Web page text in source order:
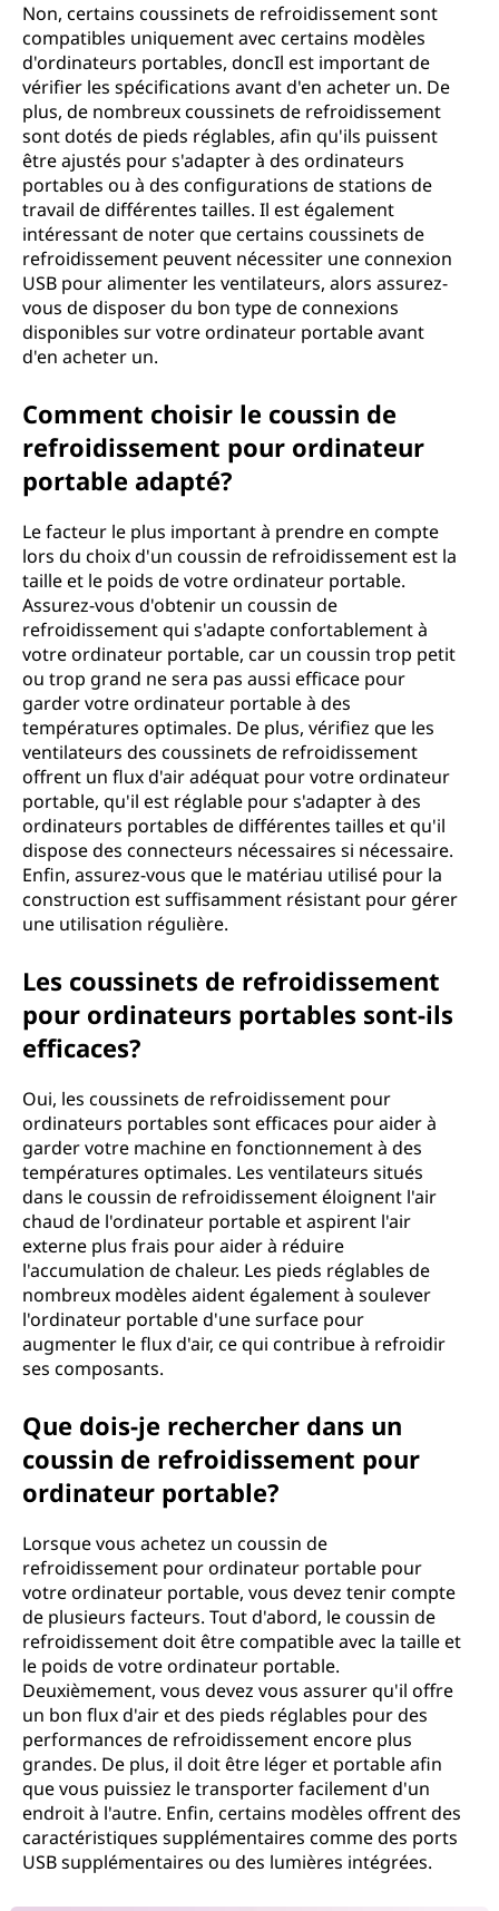
Non, certains coussinets de refroidissement sont
compatibles uniquement avec certains modèles
d'ordinateurs portables, doncIl est important de
vérifier les spécifications avant d'en acheter un. De
plus, de nombreux coussinets de refroidissement
sont dotés de pieds réglables, afin qu'ils puissent
être ajustés pour s'adapter à des ordinateurs
portables ou à des configurations de stations de
travail de différentes tailles. Il est également
intéressant de noter que certains coussinets de
refroidissement peuvent nécessiter une connexion
USB pour alimenter les ventilateurs, alors assurez-
vous de disposer du bon type de connexions
disponibles sur votre ordinateur portable avant
d'en acheter un.
Comment choisir le coussin de
refroidissement pour ordinateur
portable adapté?
Le facteur le plus important à prendre en compte
lors du choix d'un coussin de refroidissement est la
taille et le poids de votre ordinateur portable.
Assurez-vous d'obtenir un coussin de
refroidissement qui s'adapte confortablement à
votre ordinateur portable, car un coussin trop petit
ou trop grand ne sera pas aussi efficace pour
garder votre ordinateur portable à des
températures optimales. De plus, vérifiez que les
ventilateurs des coussinets de refroidissement
offrent un flux d'air adéquat pour votre ordinateur
portable, qu'il est réglable pour s'adapter à des
ordinateurs portables de différentes tailles et qu'il
dispose des connecteurs nécessaires si nécessaire.
Enfin, assurez-vous que le matériau utilisé pour la
construction est suffisamment résistant pour gérer
une utilisation régulière.
Les coussinets de refroidissement
pour ordinateurs portables sont-ils
efficaces?
Oui, les coussinets de refroidissement pour
ordinateurs portables sont efficaces pour aider à
garder votre machine en fonctionnement à des
températures optimales. Les ventilateurs situés
dans le coussin de refroidissement éloignent l'air
chaud de l'ordinateur portable et aspirent l'air
externe plus frais pour aider à réduire
l'accumulation de chaleur. Les pieds réglables de
nombreux modèles aident également à soulever
l'ordinateur portable d'une surface pour
augmenter le flux d'air, ce qui contribue à refroidir
ses composants.
Que dois-je rechercher dans un
coussin de refroidissement pour
ordinateur portable?
Lorsque vous achetez un coussin de
refroidissement pour ordinateur portable pour
votre ordinateur portable, vous devez tenir compte
de plusieurs facteurs. Tout d'abord, le coussin de
refroidissement doit être compatible avec la taille et
le poids de votre ordinateur portable.
Deuxièmement, vous devez vous assurer qu'il offre
un bon flux d'air et des pieds réglables pour des
performances de refroidissement encore plus
grandes. De plus, il doit être léger et portable afin
que vous puissiez le transporter facilement d'un
endroit à l'autre. Enfin, certains modèles offrent des
caractéristiques supplémentaires comme des ports
USB supplémentaires ou des lumières intégrées.